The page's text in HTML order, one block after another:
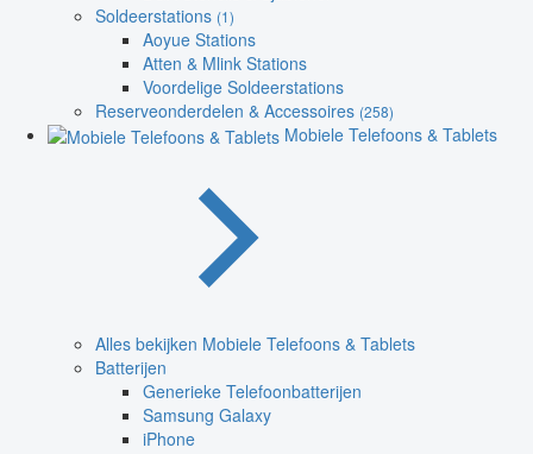
Soldeerstations (1)
Aoyue Stations
Atten & Mlink Stations
Voordelige Soldeerstations
Reserveonderdelen & Accessoires (258)
Mobiele Telefoons & Tablets
Alles bekijken Mobiele Telefoons & Tablets
Batterijen
Generieke Telefoonbatterijen
Samsung Galaxy
iPhone